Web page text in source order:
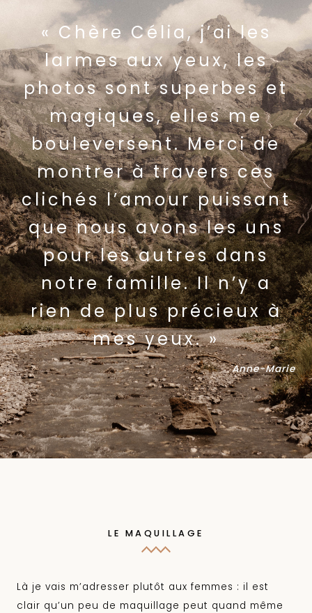
« Chère Célia, j’ai les
larmes aux yeux, les
photos sont superbes et
magiques, elles me
bouleversent. Merci de
montrer à travers ces
clichés l’amour puissant
que nous avons les uns
pour les autres dans
notre famille. Il n’y a
rien de plus précieux à
mes yeux. »
Anne-Marie
LE MAQUILLAGE
Là je vais m’adresser plutôt aux femmes : il est
clair qu’un peu de maquillage peut quand même